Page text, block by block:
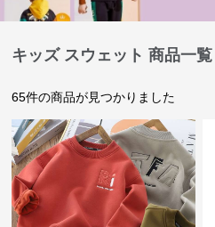
キッズ スウェット 商品一覧
65件の商品が見つかりました